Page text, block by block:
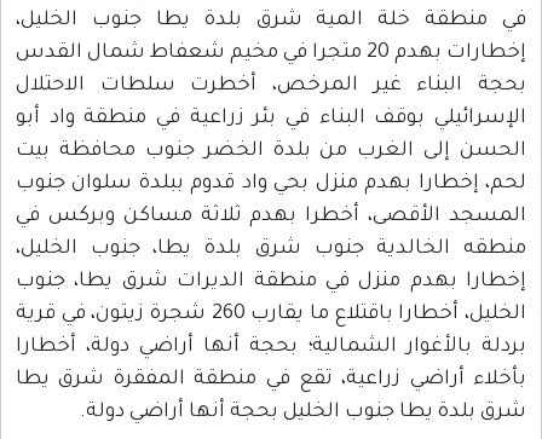
منطقة خلة المية شرق بلدة يطا جنوب الخليل،
إخطارات بهدم 20 متجرا في مخيم شعفاط شمال القدس
البناء غير المرخص، أخطرت سلطات الاحتلال
بوقف البناء في بئر زراعية في منطقة واد أبو
إلى الغرب من بلدة الخضر جنوب محافظة بيت
إخطارا بهدم منزل بحي واد قدوم ببلدة سلوان جنوب
الأقصى، أخطرا بهدم ثلاثة مساكن وبركس في
الخالدية جنوب شرق بلدة يطا، جنوب الخليل،
بهدم منزل في منطقة الديرات شرق يطا، جنوب
الخليل، أخطارا باقتلاع ما يقارب 260 شجرة زيتون، في قرية
بالأغوار الشمالية؛ بحجة أنها أراضي دولة، أخطارا
أراضي زراعية، تقع في منطقة المفقرة شرق يطا
بلدة يطا جنوب الخليل بحجة أنها أراضي دولة.